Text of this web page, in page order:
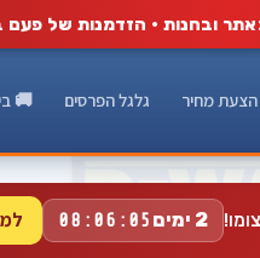
ובחנות · הזדמנות של פעם
מחיר גלגל הפרסים 🚚
2 ימים 08:06:04